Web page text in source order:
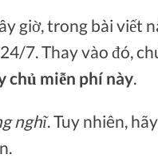
giờ, trong bài viết
7. Thay vào đó,
chủ miễn phí này.
nghĩ. Tuy nhiên,